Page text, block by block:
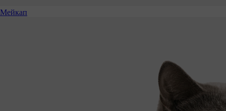
Мейкап